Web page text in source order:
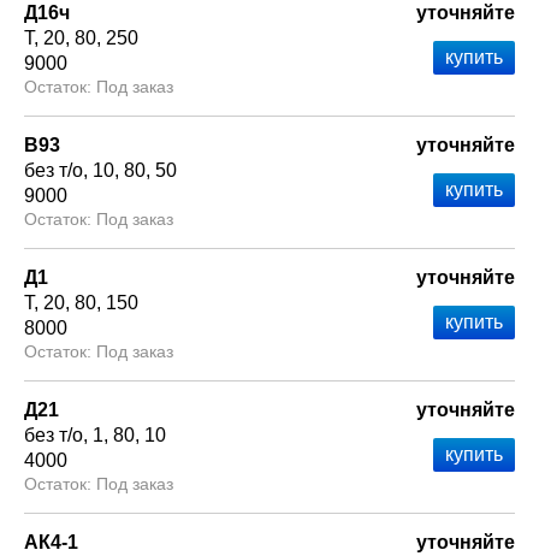
Д16ч
Т 20 80 250
9000
Под заказ
уточняйте
В93
без т/о 10 80 50
9000
Под заказ
уточняйте
Д1
Т 20 80 150
8000
Под заказ
уточняйте
Д21
без т/о 1 80 10
4000
Под заказ
уточняйте
АК4-1
уточняйте